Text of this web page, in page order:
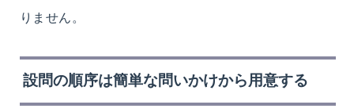
りません。
設問の順序は簡単な問いかけから用意する